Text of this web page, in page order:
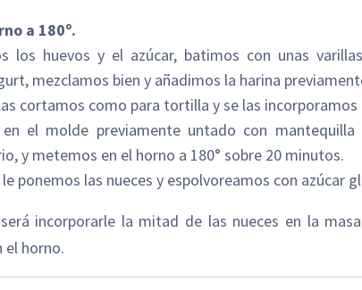
a 180º.
los huevos y el azúcar, batimos con unas
mezclamos bien y añadimos la harina
cortamos como para tortilla y se las incorporamos
el molde previamente untado con mantequilla
y metemos en el horno a 180° sobre 20 minutos.
ponemos las nueces y espolvoreamos con azúcar
incorporarle la mitad de las nueces en la
el horno.